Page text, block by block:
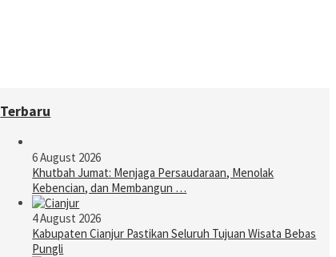
Terbaru
6 August 2026
Khutbah Jumat: Menjaga Persaudaraan, Menolak
Kebencian, dan Membangun …
4 August 2026
Kabupaten Cianjur Pastikan Seluruh Tujuan Wisata Bebas
Pungli